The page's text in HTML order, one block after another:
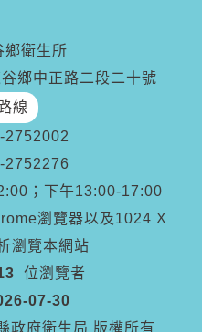
鄉衛生所
鄉中正路二段二十號
線
2752002
2752276
；下午13:00-17:00
瀏覽器以及1024 X
瀏覽本網站
位瀏覽者
07-30
府衛生局 版權所有